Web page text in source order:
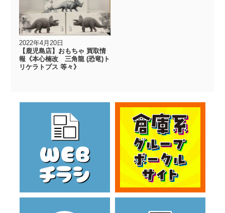
2022年4月20日
【鹿児島店】おもちゃ 買取情
報《本心楠改 三角龍 (恐竜)ト
リケラトプス 等々》